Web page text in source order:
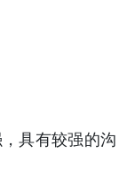
具有较强的沟